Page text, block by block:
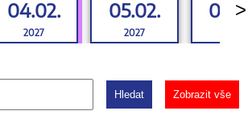
04.02.
2027
05.02.
2027
>
Hledat Zobrazit vše